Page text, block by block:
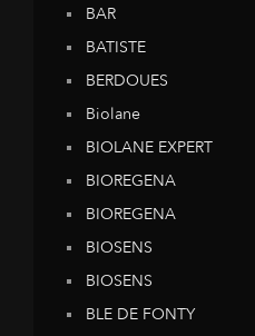
BAR
BATISTE
BERDOUES
Biolane
BIOLANE EXPERT
BIOREGENA
BIOREGENA
BIOSENS
BIOSENS
BLE DE FONTY